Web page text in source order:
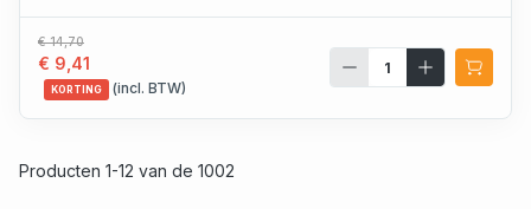
€ 14,70
€ 9,41
KORTING (incl. BTW)
Producten 1-12 van de 1002